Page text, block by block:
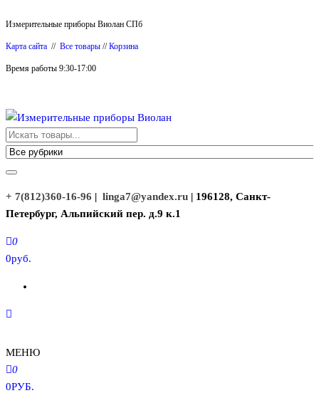
к
содержимому
Измерительные приборы Виолан СПб
Карта сайта // Все товары //Корзина
Время работы 9:30-17:00
Измерительные приборы Виолан
+ 7(812)360-16-96 | linga7@yandex.ru | 196128, Санкт-
Петербург, Альпийский пер. д.9 к.1
0
0руб.
МЕНЮ
0
0РУБ.